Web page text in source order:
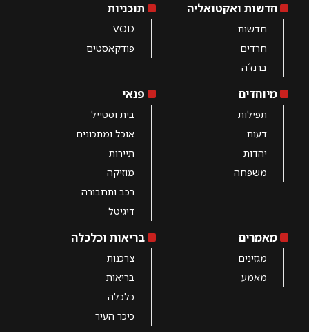
חדשות ואקטואליה
חדשות
חרדים
ברנז´ה
תוכניות
VOD
פודקאסטים
מיוחדים
תפילות
דעות
יהדות
משפחה
פנאי
בית וסטייל
אוכל ומתכונים
תיירות
מוזיקה
רכב ותחבורה
דיגיטל
מאמרים
מגזינים
מאמע
בריאות וכלכלה
צרכנות
בריאות
כלכלה
כיכר העיר